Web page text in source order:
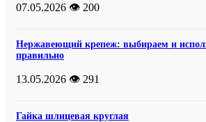
07.05.2026 👁️ 200
Нержавеющий крепеж: выбираем и
правильно
13.05.2026 👁️ 291
Гайка шлицевая круглая